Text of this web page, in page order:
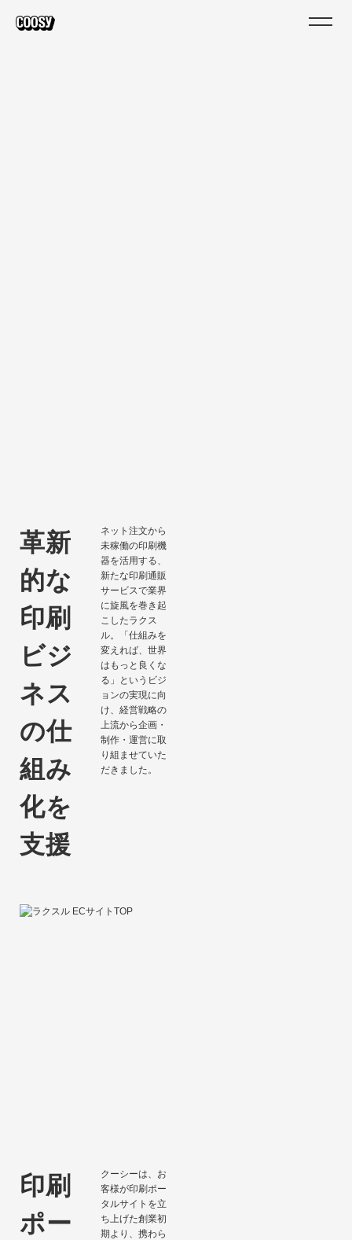
革新
的な
印刷
ビジ
ネス
の仕
組み
化を
支援
ネット注文から
未稼働の印刷機
器を活用する、
新たな印刷通販
サービスで業界
に旋風を巻き起
こしたラクス
ル。「仕組みを
変えれば、世界
はもっと良くな
る」というビジ
ョンの実現に向
け、経営戦略の
上流から企画・
制作・運営に取
り組ませていた
だきました。
印刷
ポー
クーシーは、お
客様が印刷ポー
タルサイトを立
ち上げた創業初
期より、携わら